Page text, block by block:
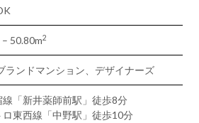
– 50.80m2
ランドマンション、デザイナーズ
線「新井薬師前駅」徒歩8分
ロ東西線「中野駅」徒歩10分